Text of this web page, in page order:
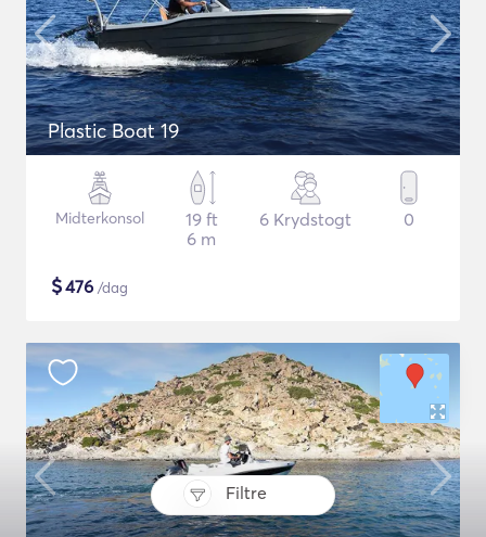
Filtre
Plastic Boat 19
Midterkonsol
19 ft
6 m
6 Krydstogt 0
$476 /dag